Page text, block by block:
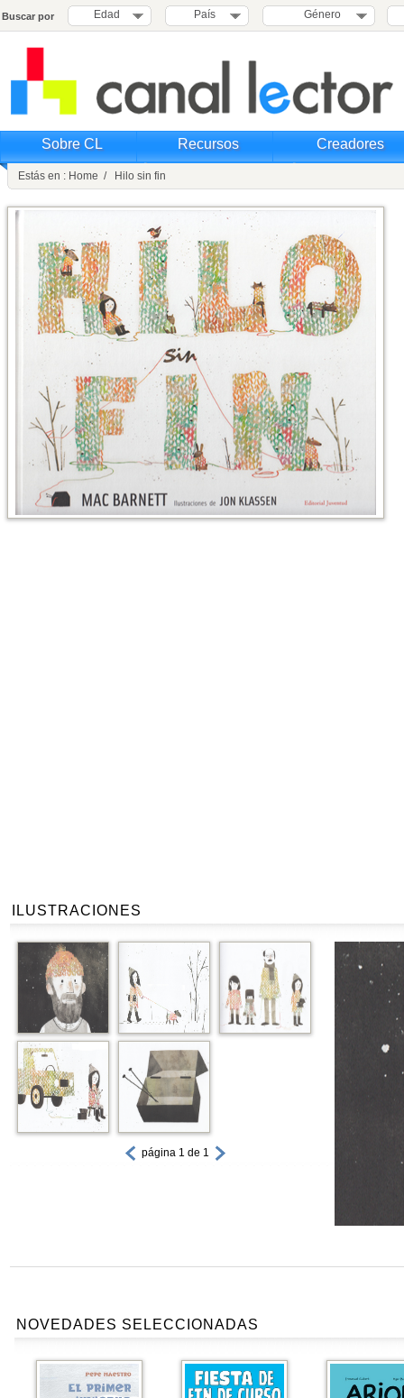
Buscar por Edad País Género
Sobre CL Recursos Creadores
Estás en : Home / Hilo sin fin
ILUSTRACIONES
página 1 de 1
NOVEDADES SELECCIONADAS